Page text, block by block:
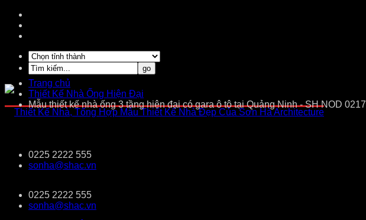
0225 2222 555
sonha@shac.vn
0225 2222 555
sonha@shac.vn
Trang chủ
Thiết Kế Nhà Ống Hiện Đại
Mẫu thiết kế nhà ống 3 tầng hiện đại có gara ô tô tại Quảng Ninh - SH NOD 0217